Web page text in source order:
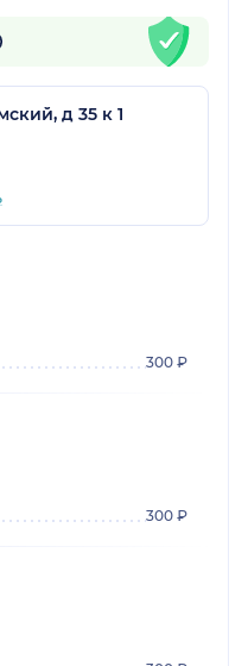
д 35 к 1
300 ₽
300 ₽